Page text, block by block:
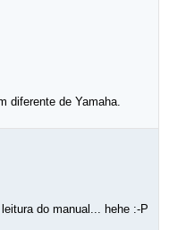
diferente de Yamaha.
do manual... hehe :-P